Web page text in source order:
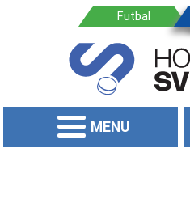
MENU